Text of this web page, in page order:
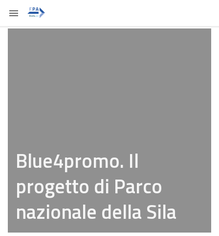
Blue4promo. Il
progetto di Parco
nazionale della Sila